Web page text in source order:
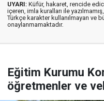
UYARI: Küfür, hakaret, rencide
içeren, imla kuralları ile yazılmamış,
Türkçe karakter kullanılmayan ve
onaylanmamaktadır.
Eğitim Kurumu
öğretmenler ve